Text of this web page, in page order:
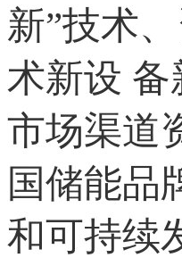
新”技术
术新设
市场渠道
国储能品
和可持续